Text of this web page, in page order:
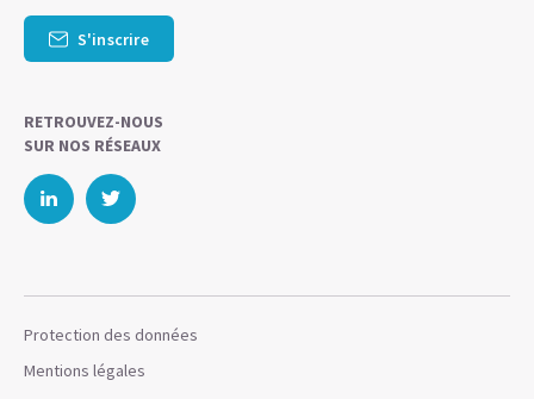
S'inscrire
RETROUVEZ-NOUS
SUR NOS RÉSEAUX
Protection des données
Mentions légales